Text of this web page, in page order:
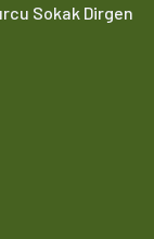
Sokak Dirgen